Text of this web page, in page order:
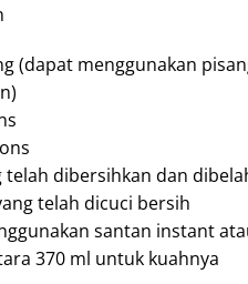
(dapat menggunakan
telah dibersihkan dan
telah dicuci bersih
santan instant
370 ml untuk kuahnya